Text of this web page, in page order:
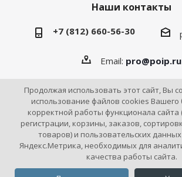
Наши контакты
+7 (812) 660-56-30
Email: pro@poip.ru
2026 © ПО "Инновационная
Продолжая использовать этот сайт, Вы
использование файлов cookies Вашего
корректной работы функционала сайта
регистрации, корзины, заказов,
товаров) и пользовательских
Яндекс.Метрика, необходимых для
качества работы сайта.